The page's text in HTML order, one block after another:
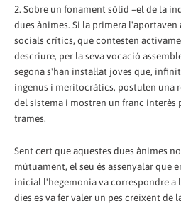
2. Sobre un fonament sòlid –el de la
dues ànimes. Si la primera
socials crítics, que contesten
descriure, per la seva vocació
segona s'han instal·lat joves que,
ingenus i meritocràtics, postulen una
del sistema i mostren un franc interès
trames.
Sent cert que aquestes dues ànimes
mútuament, el seu és assenyalar que
inicial l'hegemonia va correspondre a
dies es va fer valer un pes creixent de